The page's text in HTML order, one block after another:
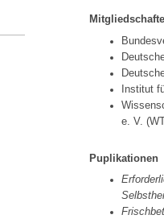
Institut
e. V.
Puplikationen